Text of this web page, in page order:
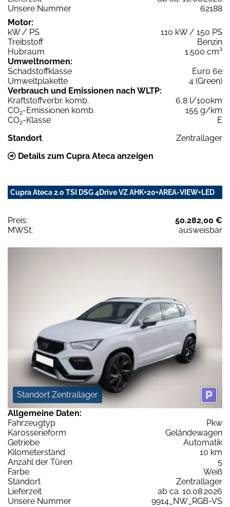
Unsere Nummer
62188
Motor:
kW / PS
110 kW / 150 PS
Treibstoff
Benzin
Hubraum
1.500 cm³
Umweltnormen:
Schadstoffklasse
Euro 6e
Umweltplakette
4 (Green)
Verbrauch und Emissionen nach WLTP:
Kraftstoffverbr. komb.
6,8 l/100km
CO2-Emissionen komb.
155 g/km
CO2-Klasse
E
Standort
Zentrallager
Details zum Cupra Ateca anzeigen
Cupra Ateca 2.0 TSI DSG 4Drive VZ AHK+20+AREA-VIEW+LED
Preis:
50.282,00 €
MWSt:
ausweisbar
Standort Zentrallager
Allgemeine Daten:
Fahrzeugtyp
Pkw
Karosserieform
Geländewagen
Getriebe
Automatik
Kilometerstand
10 km
Anzahl der Türen
5
Farbe
Weiß
Standort
Zentrallager
Lieferzeit
ab ca. 10.08.2026
Unsere Nummer
9914_NW_RGB-VS